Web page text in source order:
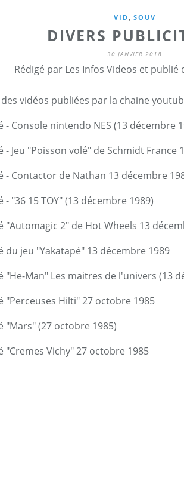
VID , SOUV
DIVERS
30 JANVIER 2018
Rédigé par Les Infos Videos et publié
vidéos publiées par la chaine
- Console nintendo NES (13 décembre
- Jeu "Poisson volé" de Schmidt France
- Contactor de Nathan 13 décembre
- "36 15 TOY" (13 décembre 1989)
"Automagic 2" de Hot Wheels 13
du jeu "Yakatapé" 13 décembre 1989
"He-Man" Les maitres de l'univers (13
"Perceuses Hilti" 27 octobre 1985
"Mars" (27 octobre 1985)
"Cremes Vichy" 27 octobre 1985